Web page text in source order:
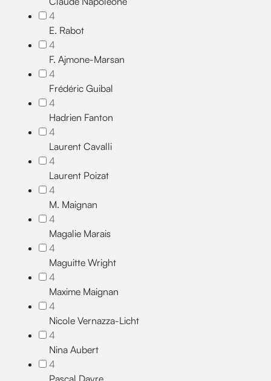
4
E. Rabot
4
F. Ajmone-Marsan
4
Frédéric Guibal
4
Hadrien Fanton
4
Laurent Cavalli
4
Laurent Poizat
4
M. Maignan
4
Magalie Marais
4
Maguitte Wright
4
Maxime Maignan
4
Nicole Vernazza-Licht
4
Nina Aubert
4